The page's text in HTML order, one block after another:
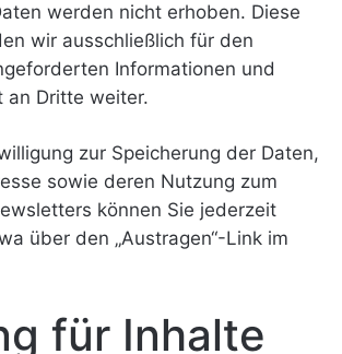
werden nicht erhoben. Diese
wir ausschließlich für den
Informationen und
an Dritte weiter.
zur Speicherung der Daten,
sowie deren Nutzung zum
können Sie jederzeit
über den „Austragen“-Link im
für Inhalte